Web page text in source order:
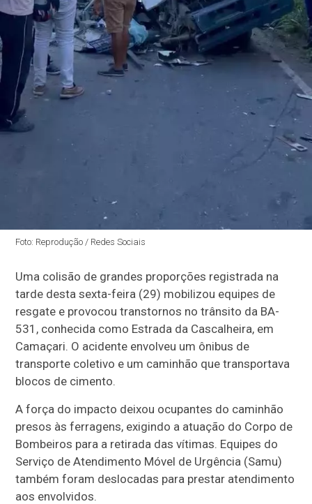
Foto: Reprodução / Redes Sociais
Uma colisão de grandes proporções registrada na
tarde desta sexta-feira (29) mobilizou equipes de
resgate e provocou transtornos no trânsito da BA-
531, conhecida como Estrada da Cascalheira, em
Camaçari. O acidente envolveu um ônibus de
transporte coletivo e um caminhão que transportava
blocos de cimento.
A força do impacto deixou ocupantes do caminhão
presos às ferragens, exigindo a atuação do Corpo de
Bombeiros para a retirada das vítimas. Equipes do
Serviço de Atendimento Móvel de Urgência (Samu)
também foram deslocadas para prestar atendimento
aos envolvidos.